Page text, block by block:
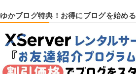
ゆかブログ特典！お得にブログを始める